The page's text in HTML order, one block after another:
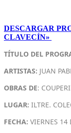
DESCARGAR
CLAVECÍN»
TÍTULO DEL
ARTISTAS: JUAN
OBRAS DE:
LUGAR: ILTRE.
FECHA: VIERNES 14